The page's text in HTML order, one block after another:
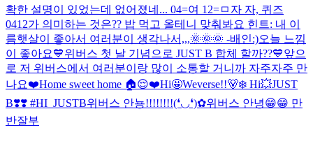
확한 설명이 있었는데 없어졌네... 04=여 12=ㅁ 자 자, 퀴즈
0412가 의미하는 것은?? 밥 먹고 올테니 맞춰봐요 힌트: 내 이
름햇살이 좋아서 여러분이 생각나서,,,🌞🌞🌞 -배인:)오늘 느낌
이 좋아요💙위버스 첫 날 기념으로 JUST B 합체 할까??💙앞으
로 저 위버스에서 여러분이랑 많이 소통할 거니까 자주자주 만
나요❤️Home sweet home 🏠😌❤️Hi🤩Weverse!!🐻‍❄️ Hi💥JUST
B❣️❣️ #HI_JUSTB위버스 안뇽!!!!!!!!(❛◡❛)✿위버스 안녕😁😁 만
반잘부